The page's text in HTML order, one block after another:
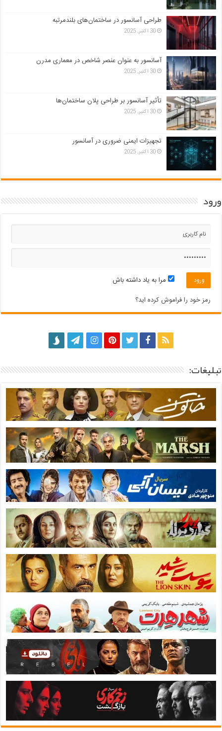
طراحی آسانسور در ساختمان‌های بلندمرتبه
30 اکتبر, 2025
آسانسور به عنوان عنصر شاخص در معماری مدرن
30 اکتبر, 2025
تأثیر آسانسور بر طراحی پلان ساختمان‌ها
30 اکتبر, 2025
تجهیزات ایمنی ضروری در آسانسور
30 اکتبر, 2025
ورود
مرا به یاد داشته باش
رمز خود را فراموش کرده اید؟
تبلیغات: